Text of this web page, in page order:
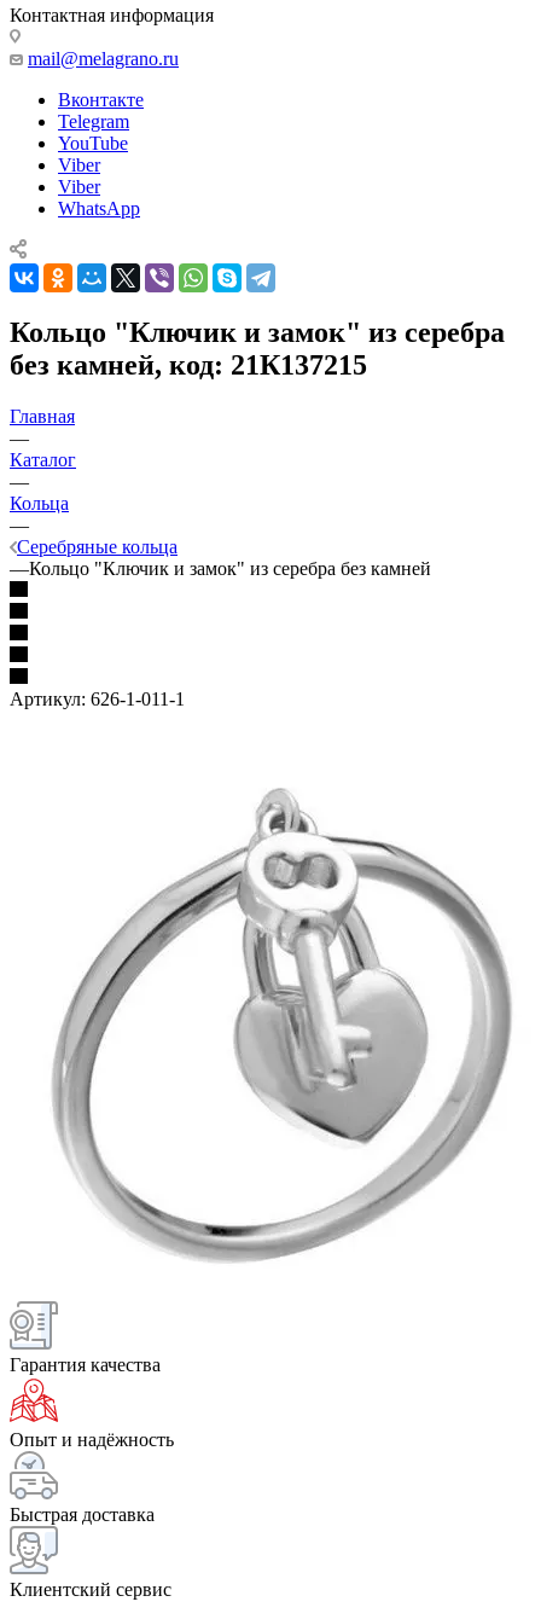
Контактная информация
mail@melagrano.ru
Вконтакте
Telegram
YouTube
Viber
Viber
WhatsApp
Кольцо "Ключик и замок" из серебра
без камней, код: 21К137215
Главная
—
Каталог
—
Кольца
—
Серебряные кольца
—Кольцо "Ключик и замок" из серебра без камней
Артикул: 626-1-011-1
Гарантия качества
Опыт и надёжность
Быстрая доставка
Клиентский сервис